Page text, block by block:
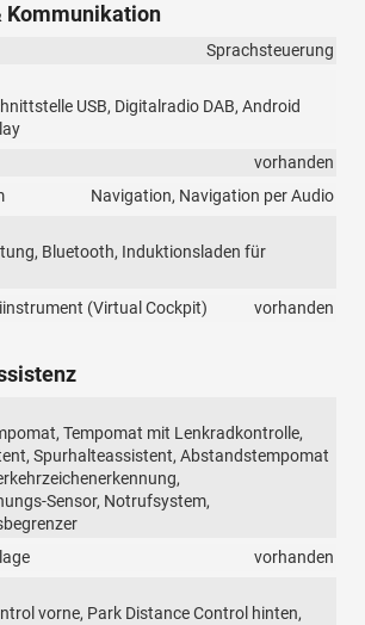
Kommunikation
Sprachsteuerung
USB, Digitalradio DAB, Android
vorhanden
Navigation, Navigation per Audio
Bluetooth, Induktionsladen für
(Virtual Cockpit)
vorhanden
Tempomat mit Lenkradkontrolle,
Spurhalteassistent, Abstandstempomat
Sensor, Notrufsystem,
vorhanden
vorne, Park Distance Control hinten,